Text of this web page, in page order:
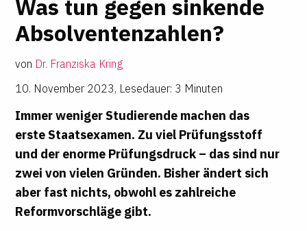
Was tun gegen sin­kende
Absol­ven­ten­zahlen?
von Dr. Franziska Kring
10. November 2023, Lesedauer: 3 Minuten
Immer weniger Studierende machen das
erste Staatsexamen. Zu viel Prüfungsstoff
und der enorme Prüfungsdruck – das sind nur
zwei von vielen Gründen. Bisher ändert sich
aber fast nichts, obwohl es zahlreiche
Reformvorschläge gibt.